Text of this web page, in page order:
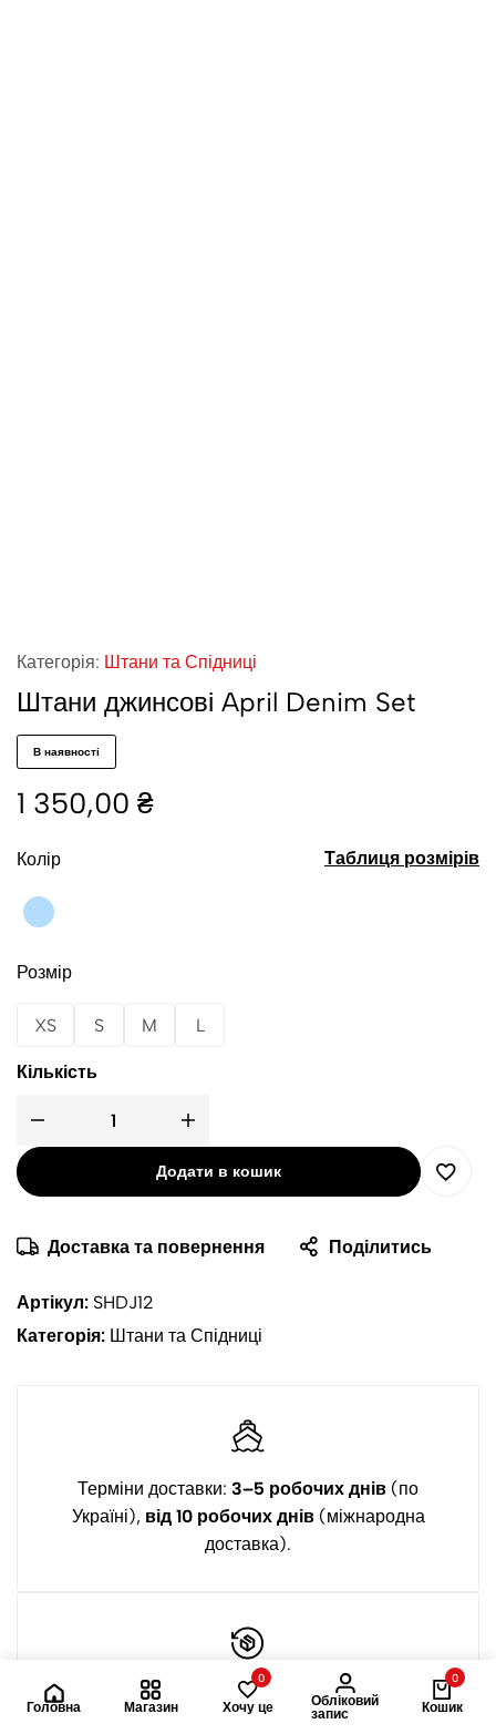
Категорія: Штани та Спідниці
Штани джинсові April Denim Set
В наявності
1 350,00 ₴
Колір
Розмір
XS S M L
Таблиця розмірів
Кількість
Додати в кошик
Доставка та повернення Поділитись
Артікул: SHDJ12
Категорія: Штани та Спідниці
Терміни доставки: 3–5 робочих днів (по
Україні), від 10 робочих днів(міжнародна
доставка).
Повернення та обмін впродовж14 днів
з дати
Головна Магазин
0
Хочу це
Обліковий
запис
0
Кошик